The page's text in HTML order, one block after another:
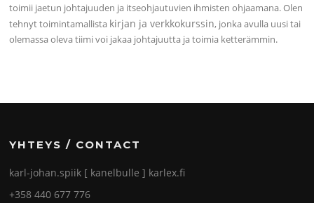
toimii jaetun johtajuuden ja itseohjautuvien ihmisten ohjaamana. Olen
tehnyt toimintamallista kirjan ja verkkokurssin, jonka avulla uusi tai
olemassa oleva tiimi voi jakaa johtajuutta ja toimia ketterämmin.
YHTEYS / CONTACT
karl-johan.spiik [ kanelbulle ] karlex.fi
+358 440 677 776